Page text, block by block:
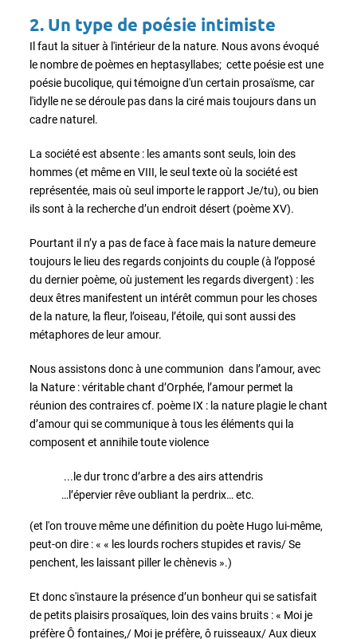
2. Un type de poésie intimiste
Il faut la situer à l'intérieur de la nature. Nous avons évoqué
le nombre de poèmes en heptasyllabes; cette poésie est une
poésie bucolique, qui témoigne d'un certain prosaïsme, car
l'idylle ne se déroule pas dans la ciré mais toujours dans un
cadre naturel.
La société est absente : les amants sont seuls, loin des
hommes (et même en VIII, le seul texte où la société est
représentée, mais où seul importe le rapport Je/tu), ou bien
ils sont à la recherche d’un endroit désert (poème XV).
Pourtant il n’y a pas de face à face mais la nature demeure
toujours le lieu des regards conjoints du couple (à l’opposé
du dernier poème, où justement les regards divergent) : les
deux êtres manifestent un intérêt commun pour les choses
de la nature, la fleur, l’oiseau, l’étoile, qui sont aussi des
métaphores de leur amour.
Nous assistons donc à une communion dans l’amour, avec
la Nature : véritable chant d’Orphée, l’amour permet la
réunion des contraires cf. poème IX : la nature plagie le chant
d’amour qui se communique à tous les éléments qui la
composent et annihile toute violence
...le dur tronc d’arbre a des airs attendris
…l’épervier rêve oubliant la perdrix… etc.
(et l'on trouve même une définition du poète Hugo lui-même,
peut-on dire : « « les lourds rochers stupides et ravis/ Se
penchent, les laissant piller le chènevis ».)
Et donc s'instaure la présence d’un bonheur qui se satisfait
de petits plaisirs prosaïques, loin des vains bruits : « Moi je
préfère Ô fontaines,/ Moi je préfère, ô ruisseaux/ Aux dieux